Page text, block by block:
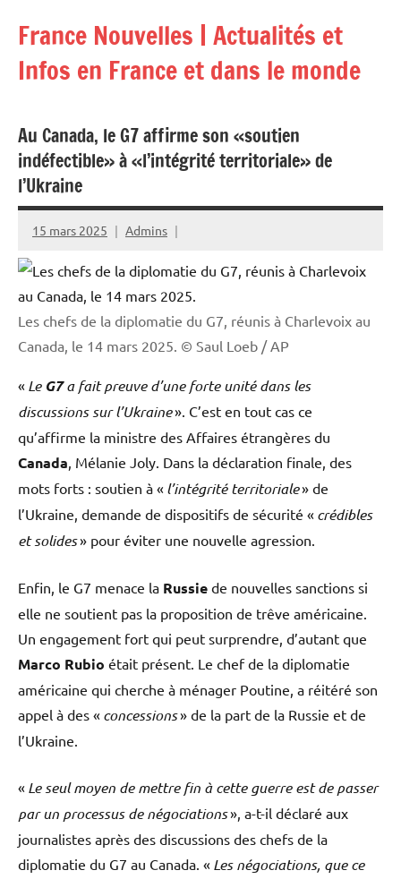
contenu
France Nouvelles | Actualités et
Infos en France et dans le monde
Au Canada, le G7 affirme son «soutien
indéfectible» à «l’intégrité territoriale» de
l’Ukraine
15 mars 2025 Admins
Les chefs de la diplomatie du G7, réunis à Charlevoix au
Canada, le 14 mars 2025. © Saul Loeb / AP
« Le G7a fait preuve d’une forte unité dans les
discussions sur l’Ukraine». C’est en tout cas ce
qu’affirme la ministre des Affaires étrangères du
Canada, Mélanie Joly. Dans la déclaration finale, des
mots forts : soutien à « l’intégrité territoriale» de
l’Ukraine, demande de dispositifs de sécurité « crédibles
et solides» pour éviter une nouvelle agression.
Enfin, le G7 menace la Russie de nouvelles sanctions si
elle ne soutient pas la proposition de trêve américaine.
Un engagement fort qui peut surprendre, d’autant que
Marco Rubio était présent. Le chef de la diplomatie
américaine qui cherche à ménager Poutine, a réitéré son
appel à des « concessions» de la part de la Russie et de
l’Ukraine.
« Le seul moyen de mettre fin à cette guerre est de passer
par un processus de négociations», a-t-il déclaré aux
journalistes après des discussions des chefs de la
diplomatie du G7 au Canada. « Les négociations, que ce